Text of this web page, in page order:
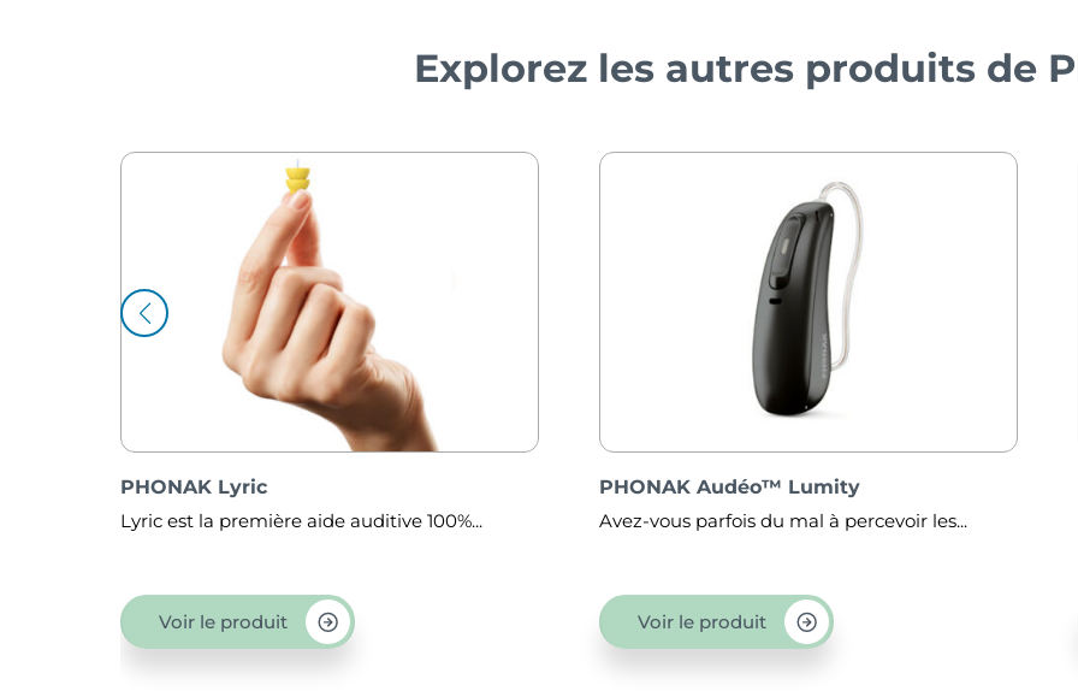
Explorez les autres produits de
PHONAK Audéo™ Lumity
Avez-vous parfois du mal à percevoir les...
Voir le produit
PHONAK Naída™ Lumity
Pour tous ceux qui ont besoin d’un...
Voir le produit